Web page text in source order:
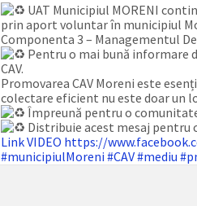
UAT Municipiul MORENI
prin aport voluntar în municipiul
Componenta 3 – Managementul
Pentru o mai bună
CAV.
Promovarea CAV Moreni este
colectare eficient nu este doar un
Împreună pentru o
Distribuie acest mesaj pentru
Link VIDEO https://
#municipiulMoreni #CAV#mediu